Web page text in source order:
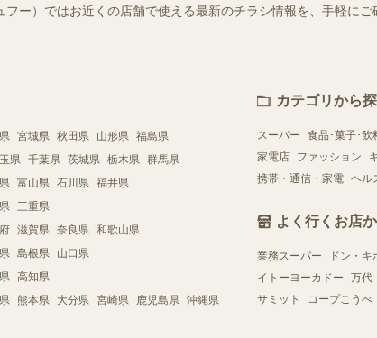
ー）ではお近くの店舗で使える最新のチラシ情報を、手軽に
宮城県 秋田県 山形県 福島県
県 千葉県 茨城県 栃木県 群馬県
富山県 石川県 福井県
三重県
滋賀県 奈良県 和歌山県
島根県 山口県
高知県
熊本県 大分県 宮崎県 鹿児島県 沖縄県
カテゴリから
スーパー 食品･菓子･飲
家電店
ファッション
携帯・通信・家電 ヘル
よく行くお店
業務スーパー ドン・キ
イトーヨーカドー
万代
サミット
コープこうべ